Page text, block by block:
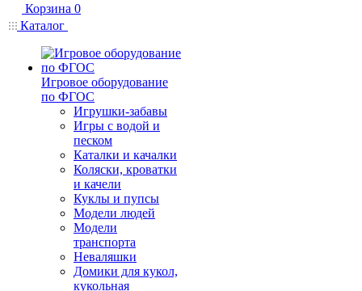
Корзина 0
Каталог
Игровое оборудование
по ФГОС
Игрушки-забавы
Игры с водой и
песком
Каталки и качалки
Коляски, кроватки
и качели
Куклы и пупсы
Модели людей
Модели
транспорта
Неваляшки
Домики для кукол,
кукольная